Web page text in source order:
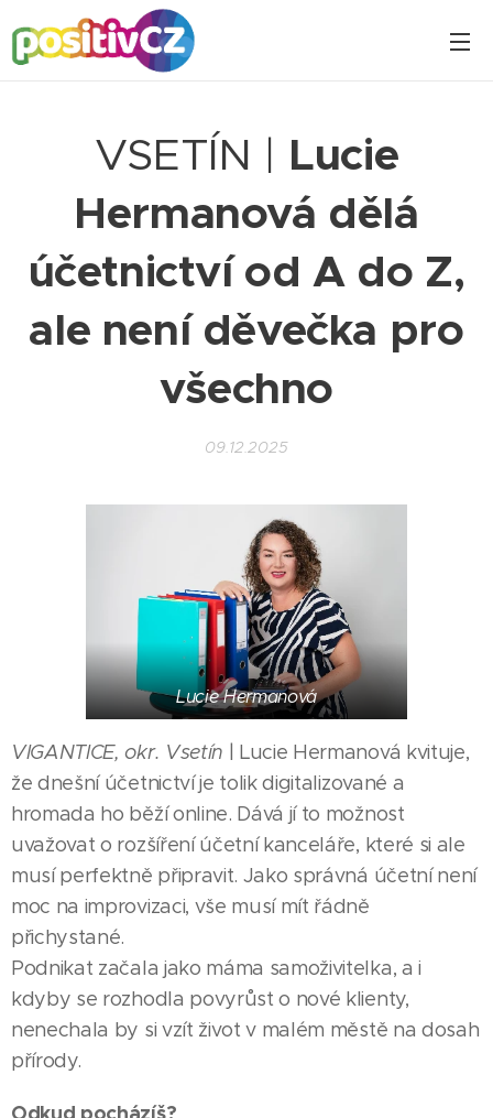
VSETÍN | Lucie
Hermanová dělá
účetnictví od A do Z,
ale není děvečka pro
všechno
09.12.2025
Lucie Hermanová
VIGANTICE, okr. Vsetín
| Lucie Hermanová kvituje,
že dnešní účetnictví je tolik digitalizované a
hromada ho běží online. Dává jí to možnost
uvažovat o rozšíření účetní kanceláře, které si ale
musí perfektně připravit. Jako správná účetní není
moc na improvizaci, vše musí mít řádně
přichystané.
Podnikat začala jako máma samoživitelka, a i
kdyby se rozhodla povyrůst o nové klienty,
nenechala by si vzít život v malém městě na dosah
přírody.